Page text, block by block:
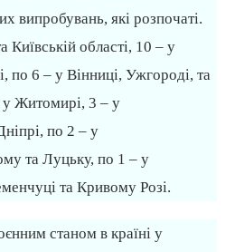
випробувань, які розпочаті.
Київській області, 10 – у
по 6 – у Вінниці, Ужгороді, та
у Житомирі, 3 – у
по 2 – у
та Луцьку, по 1 – у
та Кривому Розі.
станом в країні у